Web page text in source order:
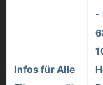
Infos für Alle
-